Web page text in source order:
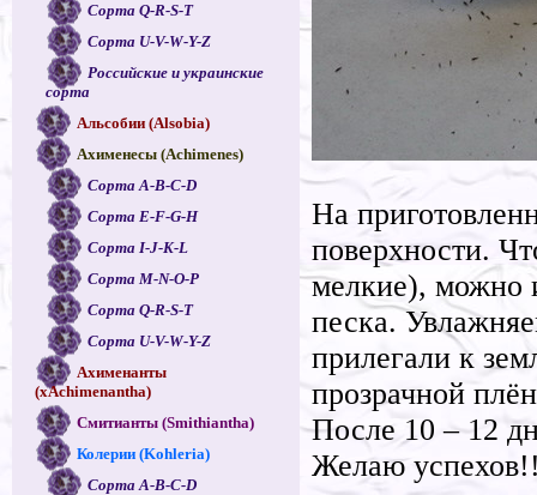
Сорта Q-R-S-T
Сорта U-V-W-Y-Z
Российские и украинские
сорта
Альсобии (Alsobia)
Ахименесы (Achimenes)
Сорта A-B-C-D
Сорта E-F-G-H
Сорта I-J-K-L
Сорта M-N-O-P
Сорта Q-R-S-T
Сорта U-V-W-Y-Z
Ахименанты
(xAchimenantha)
Смитианты (Smithiantha)
Колерии (Kohleria)
Сорта A-B-C-D
На
поверхности.
мелкие), можно
песка.
прилегали к
прозрачной
После 10 – 12
Желаю